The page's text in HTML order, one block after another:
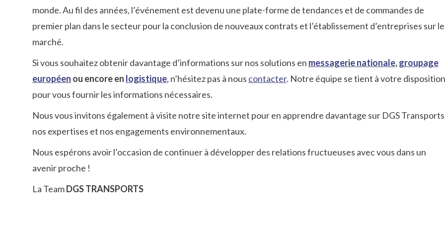
monde. Au fil des années, l’événement est devenu une plate-forme de tendances et de commandes de
premier plan dans le secteur pour la conclusion de nouveaux contrats et l’établissement d’entreprises sur le
marché.
Si vous souhaitez obtenir davantage d’informations sur nos solutions en messagerie nationale,groupage
européen ou encore en logistique, n’hésitez pas à nous contacter. Notre équipe se tient à votre disposition
pour vous fournir les informations nécessaires.
Nous vous invitons également à visite notre site internet pour en apprendre davantage sur DGS
nos expertises et nos engagements environnementaux.
Nous espérons avoir l’occasion de continuer à développer des relations fructueuses avec vous dans un
avenir proche !
La TeamDGS TRANSPORTS